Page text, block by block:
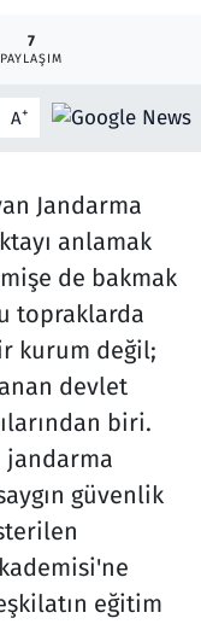
7
PAYLAŞIM
A+
Jandarma
anlamak
de bakmak
topraklarda
kurum değil;
devlet
biri.
güvenlik
eğitim